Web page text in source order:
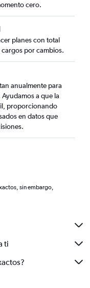
cero.
planes con total
por cambios.
anualmente para
a que la
proporcionando
en datos que
sin embargo,
ti